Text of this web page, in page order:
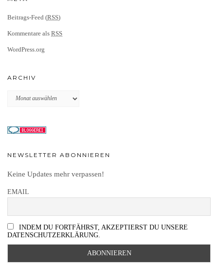
Beitrags-Feed (RSS)
Kommentare als RSS
WordPress.org
ARCHIV
Archiv
NEWSLETTER ABONNIEREN
Keine Updates mehr verpassen!
EMAIL
INDEM DU FORTFÄHRST, AKZEPTIERST DU UNSERE
DATENSCHUTZERKLÄRUNG.